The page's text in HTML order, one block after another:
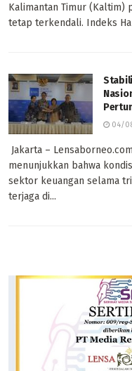
Kalimantan Timur (Kaltim)
tetap terkendali. Indeks
04/
Jakarta –
menunjukkan bahwa
sektor keuangan selama
terjaga di...